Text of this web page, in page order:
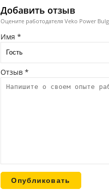
Добавить отзыв
Оцените работодателя Veko Power
Имя *
Отзыв *